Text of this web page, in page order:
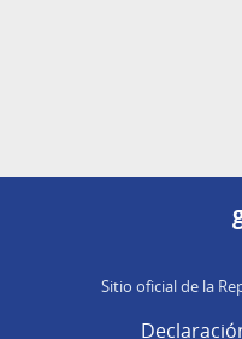
Sitio oficial de la